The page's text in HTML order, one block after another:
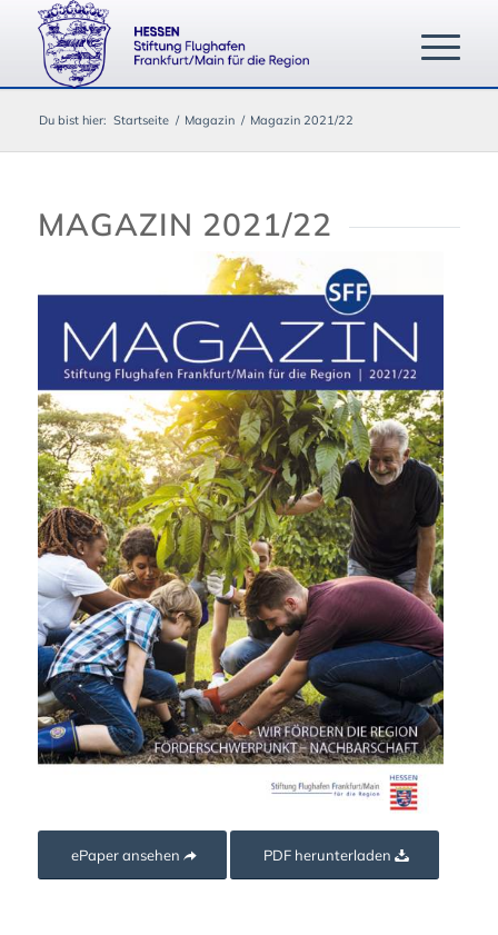
Du bist hier: Startseite / Magazin / Magazin 2021/22
MAGAZIN 2021/22
ePaper ansehen PDF herunterladen